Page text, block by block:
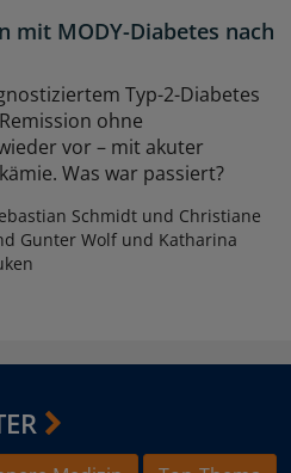
mit MODY-Diabetes nach
Typ-2-Diabetes
ohne
vor – mit akuter
Was war passiert?
Schmidt und Christiane
Gunter Wolf und Katharina